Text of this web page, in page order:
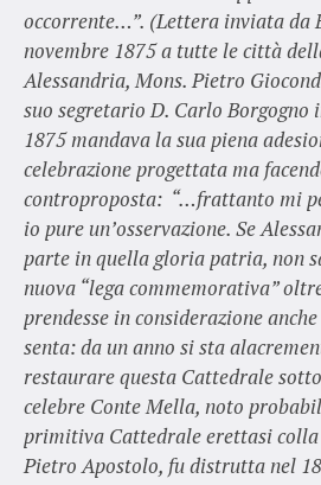
occorrente…”. (Lettera inviata da
novembre 1875 a tutte le città
Alessandria, Mons. Pietro
suo segretario D. Carlo Borgogno
1875 mandava la sua piena
celebrazione progettata ma
controproposta: “…frattanto mi
io pure un’osservazione. Se
parte in quella gloria patria, non
nuova “lega commemorativa”
prendesse in considerazione
senta: da un anno si sta
restaurare questa Cattedrale
celebre Conte Mella, noto
primitiva Cattedrale erettasi
Pietro Apostolo, fu distrutta nel